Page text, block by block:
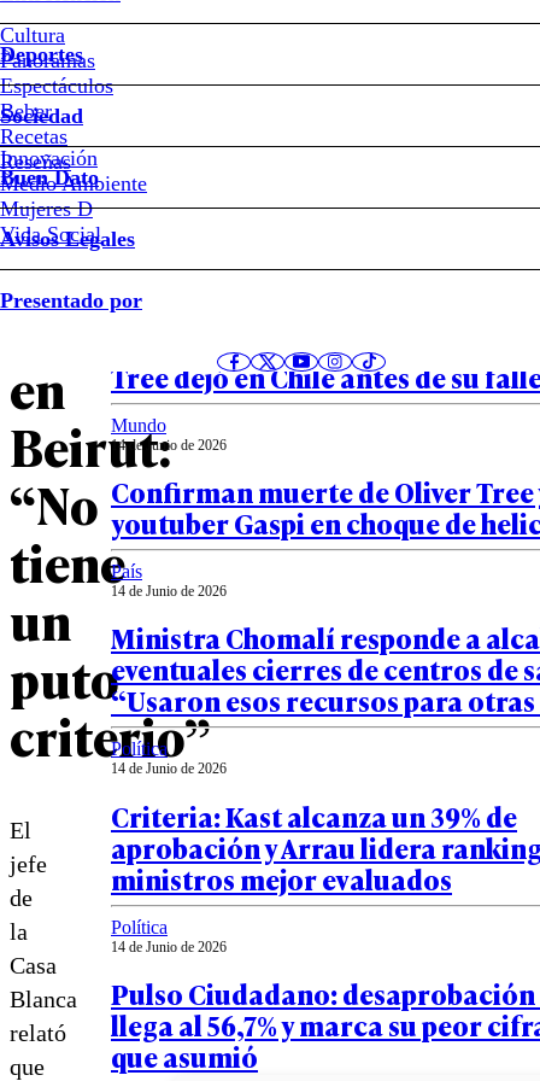
Cultura
Panoramas
Espectáculos
Beber
Recetas
Reseñas
Deportes
Sociedad
Innovación
Medio Ambiente
Mujeres D
Vida Social
Buen Dato
Avisos Legales
Presentado por
Trump
arremete
contra
Netanyahu
tras
bombardeo
en
Beirut:
“No
tiene
un
puto
criterio”
El
jefe
de
la
Casa
Blanca
relató
que
Notas relacionadas
14 de Junio de 2026
VIDEO – El inolvidable registro
Tree dejó en Chile antes de su
Mundo
14 de Junio de 2026
Confirman muerte de Oliver Tree
youtuber Gaspi en choque de
País
14 de Junio de 2026
Ministra Chomalí responde a
eventuales cierres de centros de
“Usaron esos recursos para otras
Política
14 de Junio de 2026
Criteria: Kast alcanza un 39% de
aprobación y Arrau lidera
ministros mejor evaluados
Política
14 de Junio de 2026
Pulso Ciudadano: desaprobación
llega al 56,7% y marca su peor
que asumió